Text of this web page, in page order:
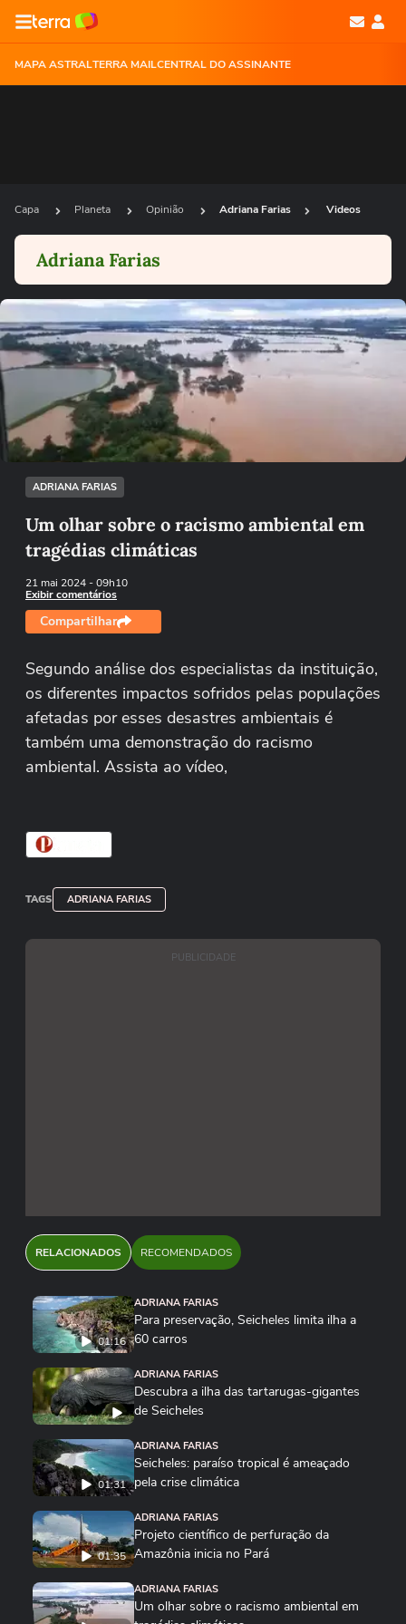
MAPA ASTRALTERRA MAILCENTRAL DO ASSINANTE
Capa Planeta Opinião Adriana Farias Videos
Adriana Farias
Ops!
Não foi possível reproduzir o vídeo
Tentar novamente
ADRIANA FARIAS
Um olhar sobre o racismo ambiental em
tragédias climáticas
21 mai 2024- 09h10
Exibir comentários
Compartilhar
Segundo análise dos especialistas da instituição,
os diferentes impactos sofridos pelas populações
afetadas por esses desastres ambientais é
também uma demonstração do racismo
ambiental. Assista ao vídeo,
TAGS ADRIANA FARIAS
PUBLICIDADE
RELACIONADOS RECOMENDADOS
01:16
ADRIANA FARIAS
Para preservação, Seicheles limita ilha a
60 carros
ADRIANA FARIAS
Descubra a ilha das tartarugas-gigantes
de Seicheles
01:31
ADRIANA FARIAS
Seicheles: paraíso tropical é ameaçado
pela crise climática
01:35
ADRIANA FARIAS
Projeto científico de perfuração da
Amazônia inicia no Pará
ADRIANA FARIAS
Um olhar sobre o racismo ambiental em